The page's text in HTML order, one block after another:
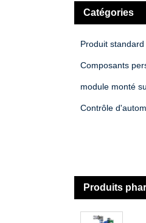
Catégories
Produit standard
Composants
module monté
Contrôle
Produits